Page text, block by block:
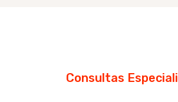
Consultas